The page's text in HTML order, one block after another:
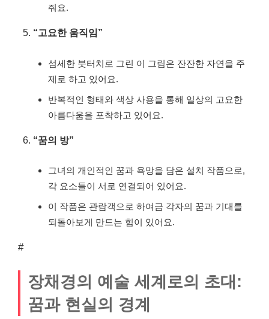
줘요.
“고요한 움직임”
섬세한 붓터치로 그린 이 그림은 잔잔한 자연을 주
제로 하고 있어요.
반복적인 형태와 색상 사용을 통해 일상의 고요한
아름다움을 포착하고 있어요.
“꿈의 방”
그녀의 개인적인 꿈과 욕망을 담은 설치 작품으로,
각 요소들이 서로 연결되어 있어요.
이 작품은 관람객으로 하여금 각자의 꿈과 기대를
되돌아보게 만드는 힘이 있어요.
#
장채경의 예술 세계로의 초대:
꿈과 현실의 경계